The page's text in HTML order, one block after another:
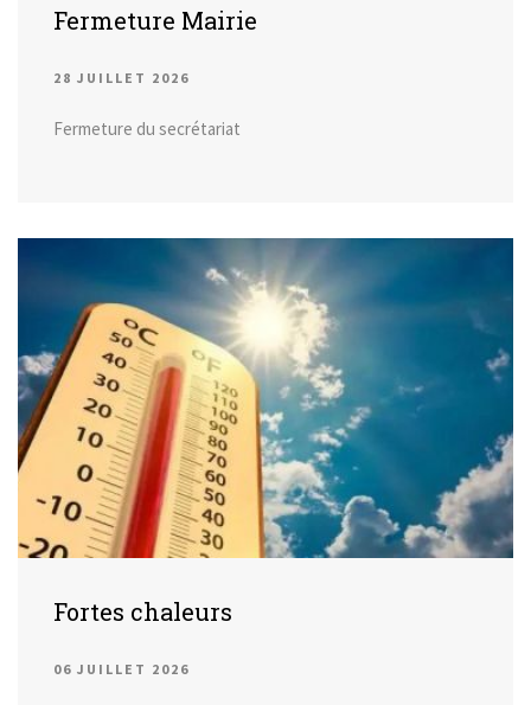
Fermeture Mairie
28 JUILLET 2026
Fermeture du secrétariat
Fortes chaleurs
06 JUILLET 2026